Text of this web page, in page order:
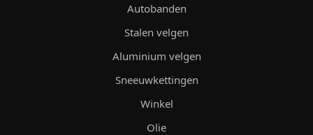
Autobanden
Stalen velgen
Aluminium velgen
Sneeuwkettingen
Winkel
Olie